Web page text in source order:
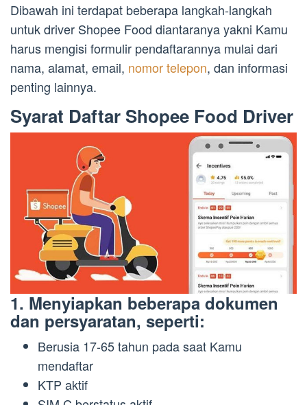
Dibawah ini terdapat beberapa langkah-langkah
untuk driver Shopee Food diantaranya yakni Kamu
harus mengisi formulir pendaftarannya mulai dari
nama, alamat, email, nomor telepon, dan informasi
penting lainnya.
Syarat Daftar Shopee Food Driver
1. Menyiapkan beberapa dokumen
dan persyaratan, seperti:
Berusia 17-65 tahun pada saat Kamu
mendaftar
KTP aktif